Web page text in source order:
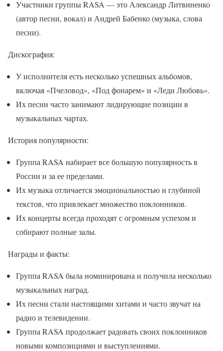
Участники группы RASA — это Александр Литвиненко
(автор песни, вокал) и Андрей Бабенко (музыка, слова
песни).
Дискография:
У исполнителя есть несколько успешных альбомов,
включая «Пчеловод», «Под фонарем» и «Леди Любовь».
Их песни часто занимают лидирующие позиции в
музыкальных чартах.
История популярности:
Группа RASA набирает все большую популярность в
России и за ее пределами.
Их музыка отличается эмоциональностью и глубиной
текстов, что привлекает множество поклонников.
Их концерты всегда проходят с огромным успехом и
собирают полные залы.
Награды и факты:
Группа RASA была номинирована и получила несколько
музыкальных наград.
Их песни стали настоящими хитами и часто звучат на
радио и телевидении.
Группа RASA продолжает радовать своих поклонников
новыми композициями и выступлениями.